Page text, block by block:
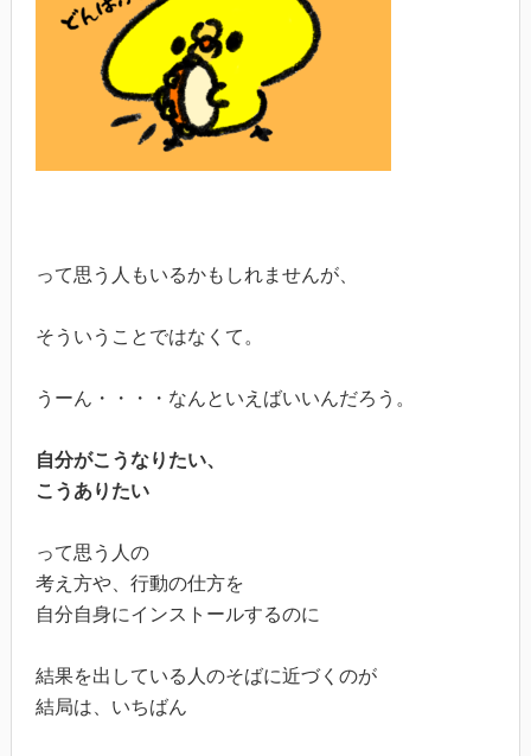
って思う人もいるかもしれませんが、
そういうことではなくて。
うーん・・・・なんといえばいいんだろう。
自分がこうなりたい、
こうありたい
って思う人の
考え方や、行動の仕方を
自分自身にインストールするのに
結果を出している人のそばに近づくのが
結局は、いちばん